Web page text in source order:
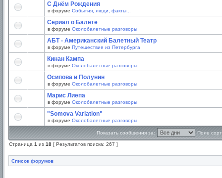
С Днём Рождения
в форуме События, люди, факты...
Сериал о Балете
в форуме Околобалетные разговоры
АБТ - Американский Балетный Театр
в форуме Путешествие из Петербурга
Кинан Кампа
в форуме Околобалетные разговоры
Осипова и Полунин
в форуме Околобалетные разговоры
Марис Лиепа
в форуме Околобалетные разговоры
"Somova Variation"
в форуме Околобалетные разговоры
Показать сообщения за: Поле
Страница 1 из 18 [ Результатов поиска: 267 ]
Список форумов